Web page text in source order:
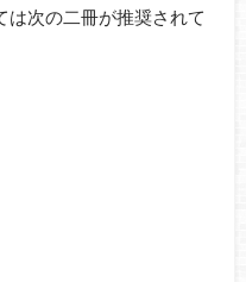
は次の二冊が推奨されて